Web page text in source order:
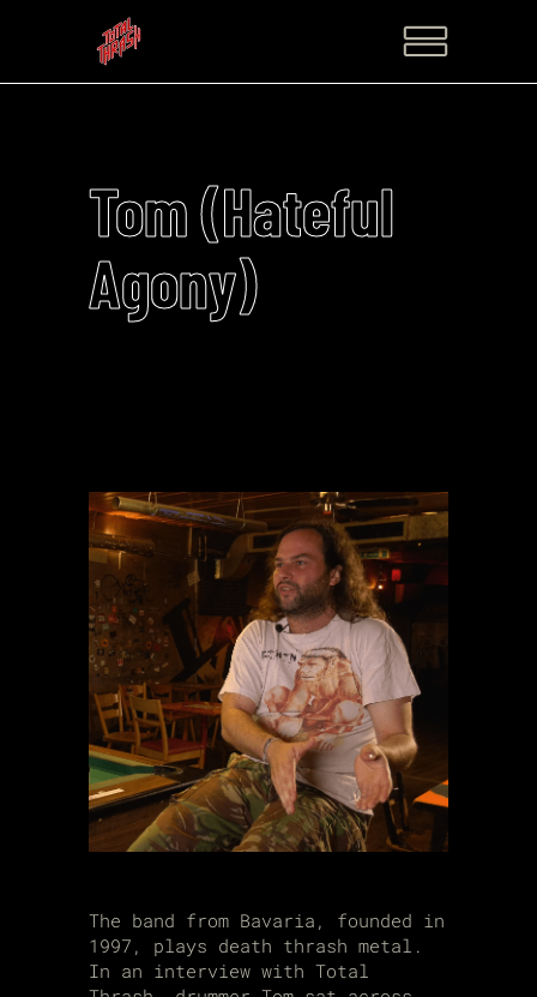
Tom (Hateful
Agony)
The band from Bavaria, founded in
1997, plays death thrash metal.
In an interview with Total